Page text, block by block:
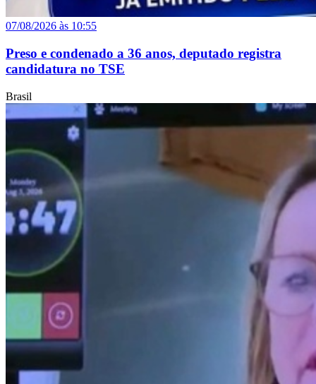
07/08/2026 às 10:55
Preso e condenado a 36 anos, deputado registra
candidatura no TSE
Brasil